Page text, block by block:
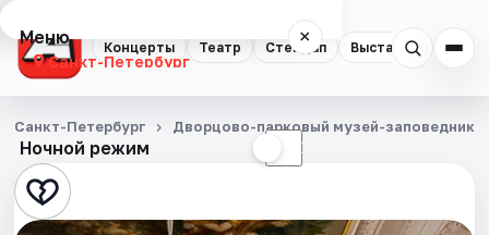
Концерты Театр Стендап Выставки
Меню ×
Санкт-Петербург
Концерты
Театр
Стендап
Ночной режим ☾
Санкт-Петербург Дворцово-парковый музей-заповедник